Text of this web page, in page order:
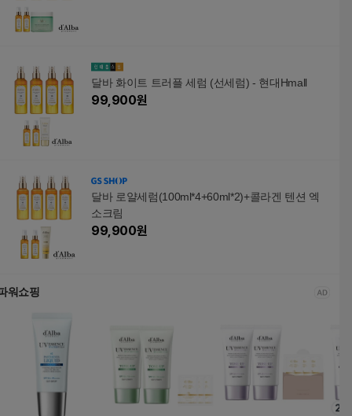
달바 화이트 트러플 세럼 (선세럼) - 현대Hmall
99,900원
달바 로얄세럼(100ml*4+60ml*2)+콜라겐 텐션 엑
소크림
99,900원
워쇼핑